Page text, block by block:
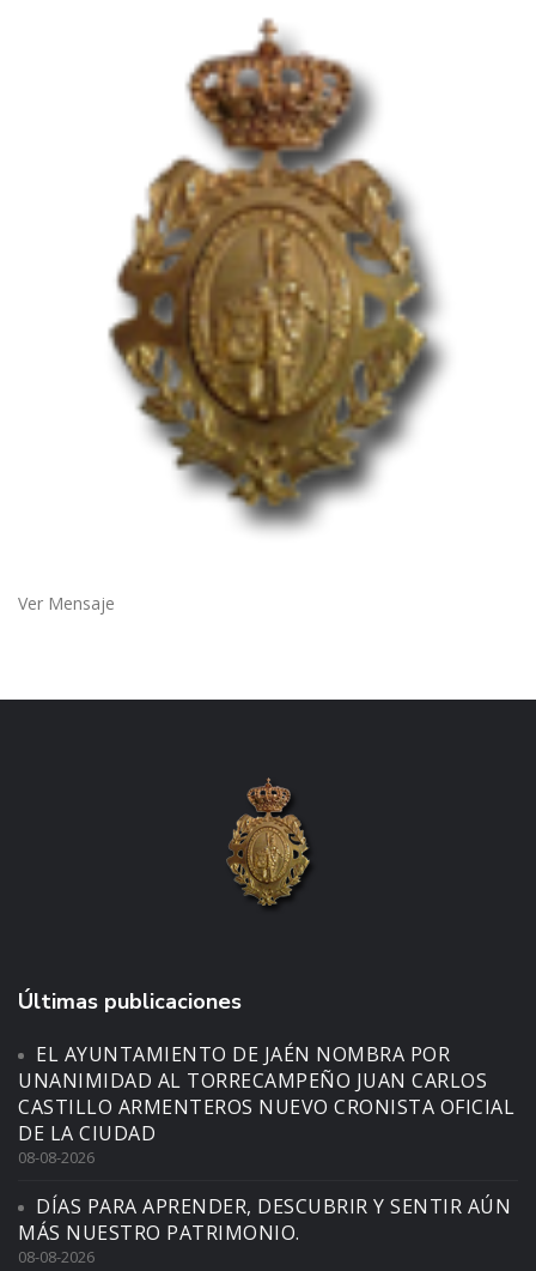
Ver Mensaje
Últimas publicaciones
EL AYUNTAMIENTO DE JAÉN NOMBRA POR
UNANIMIDAD AL TORRECAMPEÑO JUAN CARLOS
CASTILLO ARMENTEROS NUEVO CRONISTA OFICIAL
DE LA CIUDAD
08-08-2026
DÍAS PARA APRENDER, DESCUBRIR Y SENTIR AÚN
MÁS NUESTRO PATRIMONIO.
08-08-2026